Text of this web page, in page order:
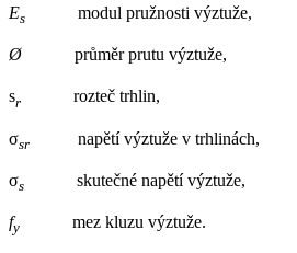
Es modul pružnosti výztuže,
Ø průměr prutu výztuže,
sr rozteč trhlin,
σsr napětí výztuže v trhlinách,
σs skutečné napětí výztuže,
fy mez kluzu výztuže.